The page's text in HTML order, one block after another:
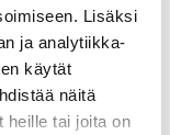
Lisäksi
ja analytiikka-
käytät
näitä
heille tai joita on